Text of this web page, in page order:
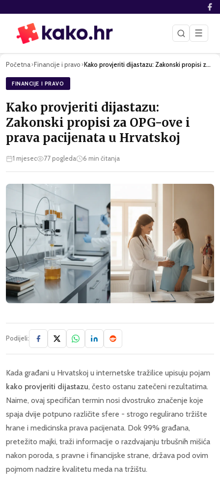
☰
Početna›Financije i pravo › Kako provjeriti dijastazu: Zakonski propisi za OPG-ove i pra…
FINANCIJE I PRAVO
Kako provjeriti dijastazu:
Zakonski propisi za OPG-ove i
prava pacijenata u Hrvatskoj
1 mjesec 77pogleda 6 min čitanja
Podijeli:
Kada građani u Hrvatskoj u internetske tražilice upisuju pojam
kako provjeriti dijastazu, često ostanu zatečeni rezultatima.
Naime, ovaj specifičan termin nosi dvostruko značenje koje
spaja dvije potpuno različite sfere - strogo regulirano tržište
hrane i medicinska prava pacijenata. Dok 99% građana,
pretežito majki, traži informacije o razdvajanju trbušnih mišića
nakon poroda, s pravne i financijske strane, država pod ovim
pojmom nadzire kvalitetu meda na tržištu.